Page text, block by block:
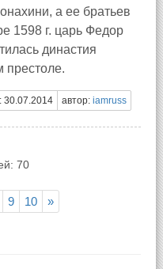
а ее братьев
1598 г. царь Федор
династия
престоле.
30.07.2014 автор: iamruss
70
9 10 »